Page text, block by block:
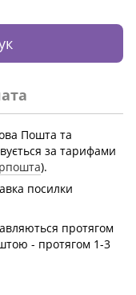
Пошта та
за тарифами
).
посилки
протягом
- протягом 1-3